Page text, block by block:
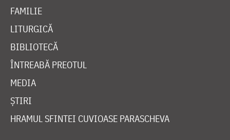
FAMILIE
LITURGICĂ
BIBLIOTECĂ
ÎNTREABĂ PREOTUL
MEDIA
ȘTIRI
HRAMUL SFINTEI CUVIOASE PARASCHEVA